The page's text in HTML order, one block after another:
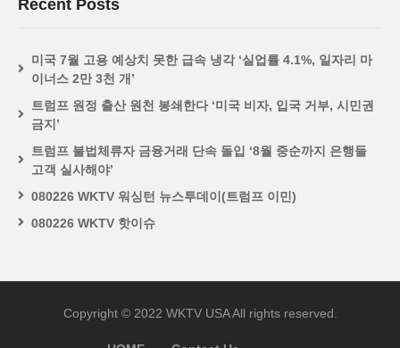
Recent Posts
미국 7월 고용 예상치 못한 급속 냉각 ‘실업률 4.1%, 일자리 마
이너스 2만 3천 개’
트럼프 원정 출산 원천 봉쇄한다 ‘미국 비자, 입국 거부, 시민권
금지’
트럼프 불법체류자 금융거래 단속 돌입 ‘8월 중순까지 은행들
고객 실사해야’
080226 WKTV 워싱턴 뉴스투데이(트럼프 이민)
080226 WKTV 핫이슈
Copyright © 2022 WKTV USA All rights reserved.